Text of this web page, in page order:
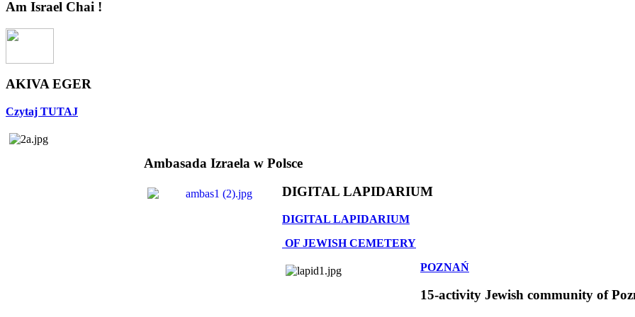
Am Israel Chai !
AKIVA EGER
Czytaj TUTAJ
Ambasada Izraela w Polsce
DIGITAL LAPIDARIUM
DIGITAL LAPIDARIUM
OF JEWISH CEMETERY
POZNAŃ
15-activity Jewish community of